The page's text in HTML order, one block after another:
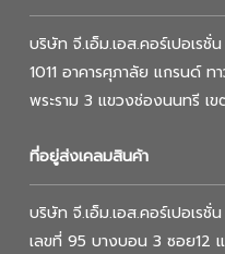
บริษัท จี.เอ็ม.เอส.คอร์เปอเรชั่
1011 อาคารศุภาลัย แกรนด์
พระราม 3 แขวงช่องนนทรี เ
ที่อยู่ส่งเคลมสินค้า
บริษัท จี.เอ็ม.เอส.คอร์เปอเรชั่
เลขที่ 95 บางบอน 3 ซอย12